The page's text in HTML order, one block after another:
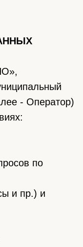
- Оператор)
по
и пр.) и